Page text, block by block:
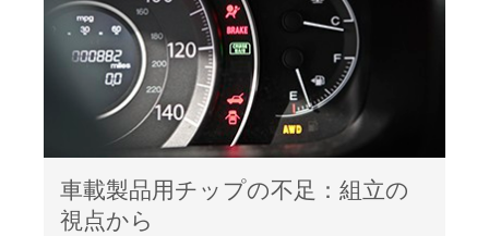
車載製品用チップの不足：組立の
視点から